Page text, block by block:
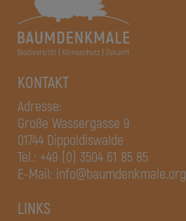
KONTAKT
Adresse:
Große Wassergasse 9
01744 Dippoldiswalde
Tel.: +49 (0) 3504 61 85 85
E-Mail: info@baumdenkmale.org
LINKS